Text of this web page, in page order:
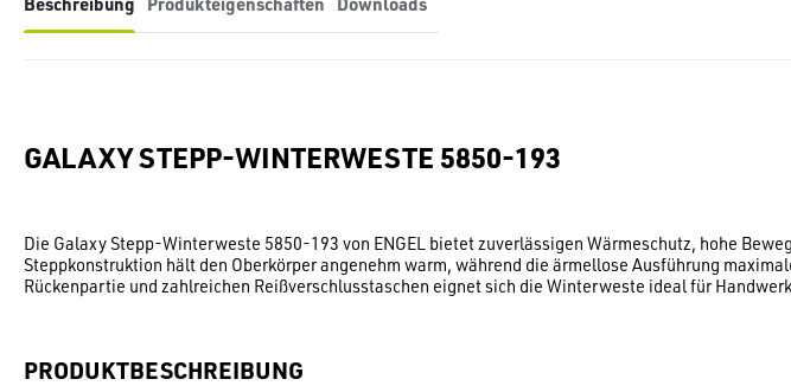
GALAXY STEPP-WINTERWESTE 5850-193
Die Galaxy Stepp-Winterweste 5850-193 von ENGEL bietet zuverlässigen Wärmeschutz, hohe
Steppkonstruktion hält den Oberkörper angenehm warm, während die ärmellose Ausführung
Rückenpartie und zahlreichen Reißverschlusstaschen eignet sich die Winterweste ideal für
PRODUKTBESCHREIBUNG